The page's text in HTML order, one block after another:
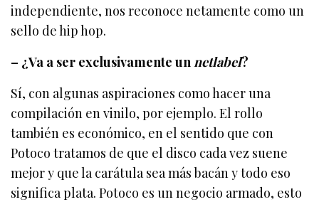
independiente, nos reconoce netamente como un
sello de hip hop.
– ¿Va a ser exclusivamente un netlabel?
Sí, con algunas aspiraciones como hacer una
compilación en vinilo, por ejemplo. El rollo
también es económico, en el sentido que con
Potoco tratamos de que el disco cada vez suene
mejor y que la carátula sea más bacán y todo eso
significa plata. Potoco es un negocio armado, esto